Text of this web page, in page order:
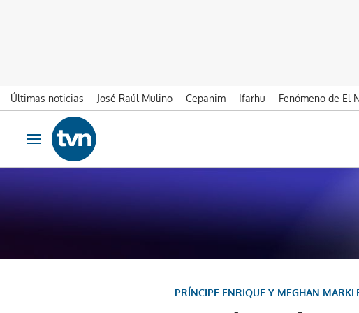
Últimas noticias José Raúl Mulino Cepanim Ifarhu Fenómeno de El
Ir al contenido
Obrir navegació
PRÍNCIPE ENRIQUE Y MEGHAN